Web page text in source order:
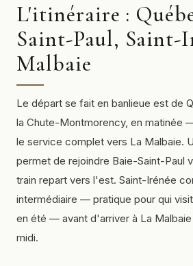
L'itinéraire :
Saint-Paul, Saint-
Malbaie
Le départ se fait en banlieue est de
la Chute-Montmorency, en matinée
le service complet vers La Malbaie.
permet de rejoindre Baie-Saint-Paul
train repart vers l'est. Saint-Irénée
intermédiaire — pratique pour qui
en été — avant d'arriver à La
midi.